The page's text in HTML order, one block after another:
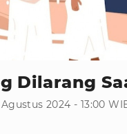
Dilarang
2024 - 13:00